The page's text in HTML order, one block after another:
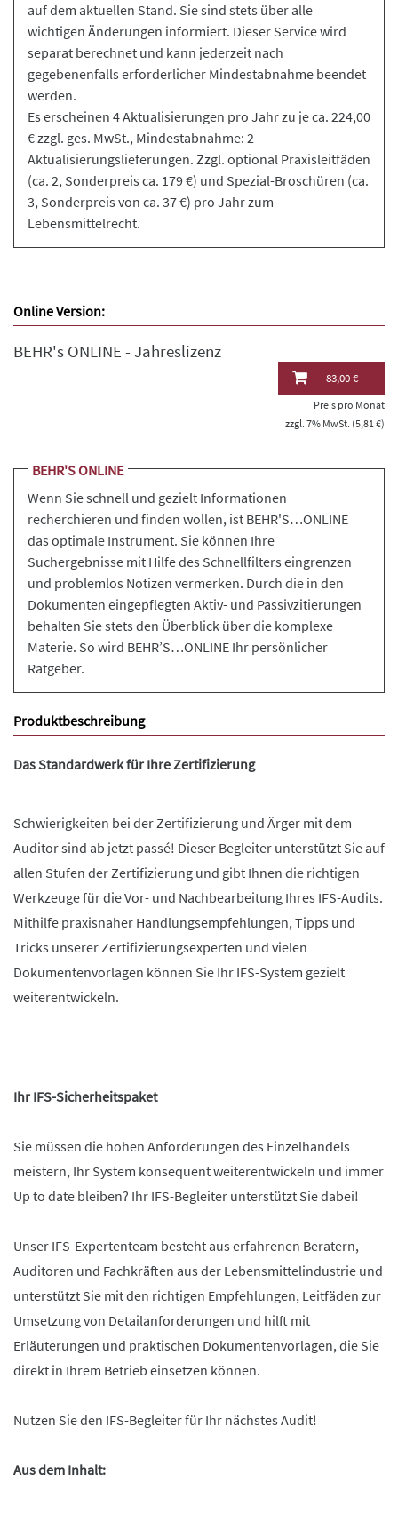
auf dem aktuellen Stand. Sie sind stets über alle
wichtigen Änderungen informiert. Dieser Service wird
separat berechnet und kann jederzeit nach
gegebenenfalls erforderlicher Mindestabnahme beendet
werden.
Es erscheinen 4 Aktualisierungen pro Jahr zu je ca. 224,00
€ zzgl. ges. MwSt., Mindestabnahme: 2
Aktualisierungslieferungen. Zzgl. optional Praxisleitfäden
(ca. 2, Sonderpreis ca. 179 €) und Spezial-Broschüren (ca.
3, Sonderpreis von ca. 37 €) pro Jahr zum
Lebensmittelrecht.
Online Version:
BEHR's ONLINE - Jahreslizenz
83,00 €
Preis pro Monat
zzgl. 7% MwSt. (5,81 €)
BEHR'S ONLINE
Wenn Sie schnell und gezielt Informationen
recherchieren und finden wollen, ist BEHR'S…ONLINE
das optimale Instrument. Sie können Ihre
Suchergebnisse mit Hilfe des Schnellfilters eingrenzen
und problemlos Notizen vermerken. Durch die in den
Dokumenten eingepflegten Aktiv- und Passivzitierungen
behalten Sie stets den Überblick über die komplexe
Materie. So wird BEHR’S…ONLINE Ihr persönlicher
Ratgeber.
Produktbeschreibung
Das Standardwerk für Ihre Zertifizierung
Schwierigkeiten bei der Zertifizierung und Ärger mit dem
Auditor sind ab jetzt passé! Dieser Begleiter unterstützt Sie auf
allen Stufen der Zertifizierung und gibt Ihnen die richtigen
Werkzeuge für die Vor- und Nachbearbeitung Ihres IFS-Audits.
Mithilfe praxisnaher Handlungsempfehlungen, Tipps und
Tricks unserer Zertifizierungsexperten und vielen
Dokumentenvorlagen können Sie Ihr IFS-System gezielt
weiterentwickeln.
Ihr IFS-Sicherheitspaket
Sie müssen die hohen Anforderungen des Einzelhandels
meistern, Ihr System konsequent weiterentwickeln und immer
Up to date bleiben? Ihr IFS-Begleiter unterstützt Sie dabei!
Unser IFS-Expertenteam besteht aus erfahrenen Beratern,
Auditoren und Fachkräften aus der Lebensmittelindustrie und
unterstützt Sie mit den richtigen Empfehlungen, Leitfäden zur
Umsetzung von Detailanforderungen und hilft mit
Erläuterungen und praktischen Dokumentenvorlagen, die Sie
direkt in Ihrem Betrieb einsetzen können.
Nutzen Sie den IFS-Begleiter für Ihr nächstes Audit!
Aus dem Inhalt: